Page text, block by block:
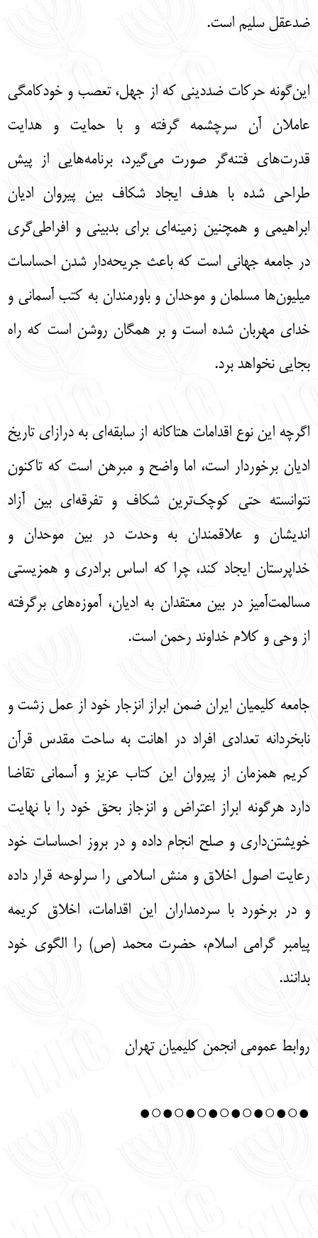
ضدعقل سلیم است.
این‌گونه حرکات ضددینی که از جهل، تعصب و خودکامگی
عاملان آن سرچشمه گرفته و با حمایت و هدایت
قدرت‌های فتنه‌گر صورت می‌گیرد، برنامه‌هایی از پیش
طراحی شده با هدف ایجاد شکاف بین پیروان ادیان
ابراهیمی و همچنین زمینه‌ای برای بدبینی و افراطی‌گری
در جامعه جهانی است که باعث جریحه‌دار شدن احساسات
میلیون‌ها مسلمان و موحدان و باورمندان به کتب آسمانی و
خدای مهربان شده است و بر همگان روشن است که راه
بجایی نخواهد برد.
اگرچه این نوع اقدامات هتاکانه از سابقه‌ای به درازای تاریخ
ادیان برخوردار است، اما واضح و مبرهن است که تاکنون
نتوانسته حتی کوچک‌ترین شکاف و تفرقه‌ای بین آزاد
اندیشان و علاقمندان به وحدت در بین موحدان و
خداپرستان ایجاد کند، چرا که اساس برادری و همزیستی
مسالمت‌آمیز در بین معتقدان به ادیان، آموزه‌های برگرفته
از وحی و کلام خداوند رحمن است.
جامعه کلیمیان ایران ضمن ابراز انزجار خود از عمل زشت و
نابخردانه تعدادی افراد در اهانت به ساحت مقدس قرآن
کریم همزمان از پیروان این کتاب عزیز و آسمانی تقاضا
دارد هرگونه ابراز اعتراض و انزجاز بحق خود را با نهایت
خویشتن‌داری و صلح انجام داده و در بروز احساسات خود
رعایت اصول اخلاق و منش اسلامی را سرلوحه قرار داده
و در برخورد با سردمداران این اقدامات، اخلاق کریمه
پیامبر گرامی اسلام، حضرت محمد (ص) را الگوی خود
بدانند.
روابط عمومی انجمن کلیمیان تهران
●○●○●○●○●○●○●○●